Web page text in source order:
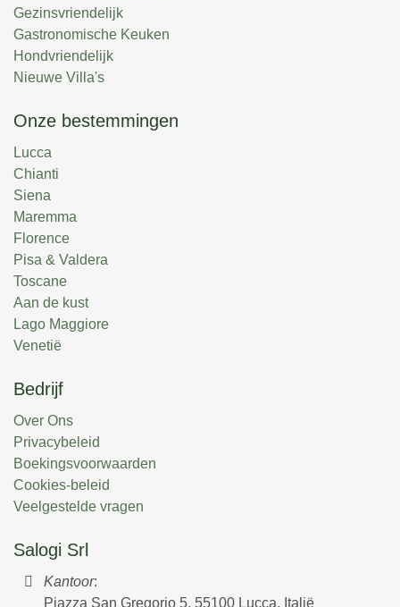
Gezinsvriendelijk
Gastronomische Keuken
Hondvriendelijk
Nieuwe Villa's
Onze bestemmingen
Lucca
Chianti
Siena
Maremma
Florence
Pisa & Valdera
Toscane
Aan de kust
Lago Maggiore
Venetië
Bedrijf
Over Ons
Privacybeleid
Boekingsvoorwaarden
Cookies-beleid
Veelgestelde vragen
Salogi Srl
Kantoor:
Piazza San Gregorio 5, 55100 Lucca, Italië